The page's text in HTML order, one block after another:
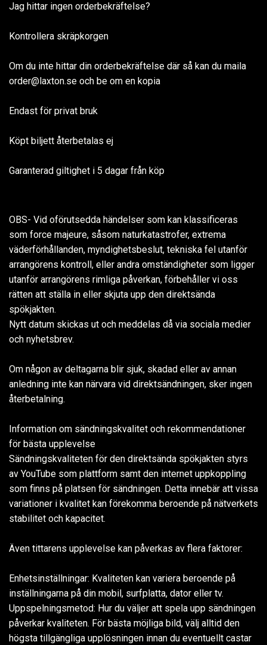
Jag hittar ingen orderbekräftelse?
Kontrollera skräpkorgen
Om du inte hittar din orderbekräftelse där så kan du maila
order@laxton.se och be om en kopia
Endast för privat bruk
Köpt biljett återbetalas ej
Garanterad giltighet i 5 dagar från köp
OBS- Vid oförutsedda händelser som kan klassificeras
som force majeure, såsom naturkatastrofer, extrema
väderförhållanden, myndighetsbeslut, tekniska fel utanför
arrangörens kontroll, eller andra omständigheter som ligger
utanför arrangörens rimliga påverkan, förbehåller vi oss
rätten att ställa in eller skjuta upp den direktsända
spökjakten.
Nytt datum skickas ut och meddelas då via sociala medier
och nyhetsbrev.
Om någon av deltagarna blir sjuk, skadad eller av annan
anledning inte kan närvara vid direktsändningen, sker ingen
återbetalning.
Information om sändningskvalitet och rekommendationer
för bästa upplevelse
Sändningskvaliteten för den direktsända spökjakten styrs
av YouTube som plattform samt den internet uppkoppling
som finns på platsen för sändningen. Detta innebär att vissa
variationer i kvalitet kan förekomma beroende på nätverkets
stabilitet och kapacitet.
Även tittarens upplevelse kan påverkas av flera faktorer:
Enhetsinställningar: Kvaliteten kan variera beroende på
inställningarna på din mobil, surfplatta, dator eller tv.
Uppspelningsmetod: Hur du väljer att spela upp sändningen
påverkar kvaliteten. För bästa möjliga bild, välj alltid den
högsta tillgängliga upplösningen innan du eventuellt castar